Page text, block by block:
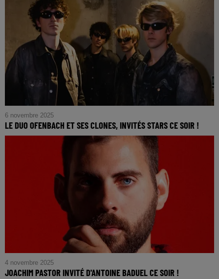
6 novembre 2025
LE DUO OFENBACH ET SES CLONES, INVITÉS STARS CE SOIR !
4 novembre 2025
JOACHIM PASTOR INVITÉ D'ANTOINE BADUEL CE SOIR !